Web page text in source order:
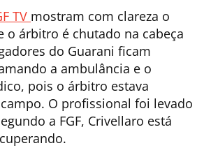
TV mostram com clareza o
o árbitro é chutado na cabeça
do Guarani ficam
a ambulância e o
pois o árbitro estava
O profissional foi levado
a FGF, Crivellaro está